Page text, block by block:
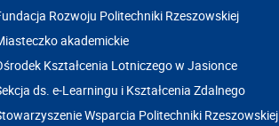
Rozwoju Politechniki Rzeszowskiej
akademickie
Kształcenia Lotniczego w Jasionce
ds. e-Learningu i Kształcenia Zdalnego
Wsparcia Politechniki Rzeszowskiej